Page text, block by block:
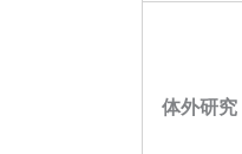
体外研究